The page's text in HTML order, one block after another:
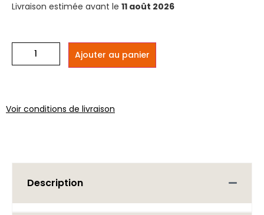
Livraison estimée avant le 11 août 2026
Ajouter au panier
Voir conditions de livraison
Description